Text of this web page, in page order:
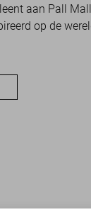
aan Pall
op de